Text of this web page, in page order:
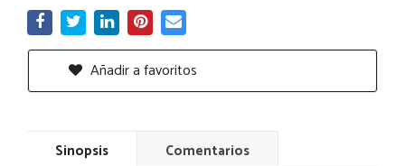
Añadir a favoritos
Sinopsis Comentarios